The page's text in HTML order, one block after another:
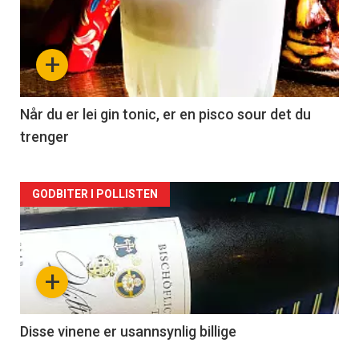
akkurat
nå
-
2
+
Når du er lei gin tonic, er en pisco sour det du
trenger
Forsiden
akkurat
nå
3
+
GODBITER I POLLISTEN
Disse vinene er usannsynlig billige